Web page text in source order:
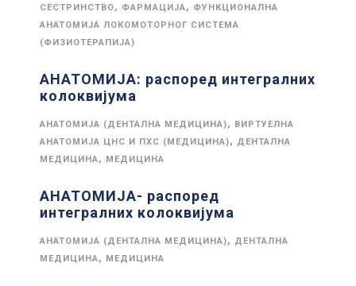
СЕСТРИНСТВО, ФАРМАЦИЈА, ФУНКЦИОНАЛНА
АНАТОМИЈА ЛОКОМОТОРНОГ СИСТЕМА
(ФИЗИОТЕРАПИЈА)
АНАТОМИЈА: распоред интегралних
колоквијума
АНАТОМИЈА (ДЕНТАЛНА МЕДИЦИНА), ВИРТУЕЛНА
АНАТОМИЈА ЦНС И ПХС (МЕДИЦИНА), ДЕНТАЛНА
МЕДИЦИНА, МЕДИЦИНА
АНАТОМИЈА- распоред
интегралних колоквијума
АНАТОМИЈА (ДЕНТАЛНА МЕДИЦИНА), ДЕНТАЛНА
МЕДИЦИНА, МЕДИЦИНА